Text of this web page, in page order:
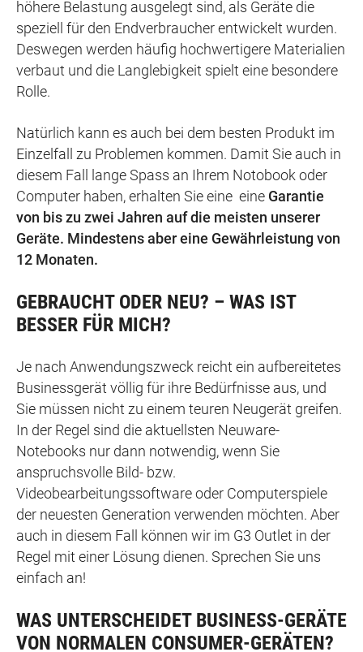
höhere Belastung ausgelegt sind, als Geräte die
speziell für den Endverbraucher entwickelt wurden.
Deswegen werden häufig hochwertigere Materialien
verbaut und die Langlebigkeit spielt eine besondere
Rolle.
Natürlich kann es auch bei dem besten Produkt im
Einzelfall zu Problemen kommen. Damit Sie auch in
diesem Fall lange Spass an Ihrem Notobook oder
Computer haben, erhalten Sie eine eine Garantie
von bis zu zwei Jahren auf die meisten unserer
Geräte. Mindestens aber eine Gewährleistung von
12 Monaten.
GEBRAUCHT ODER NEU? – WAS IST
BESSER FÜR MICH?
Je nach Anwendungszweck reicht ein aufbereitetes
Businessgerät völlig für ihre Bedürfnisse aus, und
Sie müssen nicht zu einem teuren Neugerät greifen.
In der Regel sind die aktuellsten Neuware-
Notebooks nur dann notwendig, wenn Sie
anspruchsvolle Bild- bzw.
Videobearbeitungssoftware oder Computerspiele
der neuesten Generation verwenden möchten. Aber
auch in diesem Fall können wir im G3 Outlet in der
Regel mit einer Lösung dienen. Sprechen Sie uns
einfach an!
WAS UNTERSCHEIDET BUSINESS-GERÄTE
VON NORMALEN CONSUMER-GERÄTEN?